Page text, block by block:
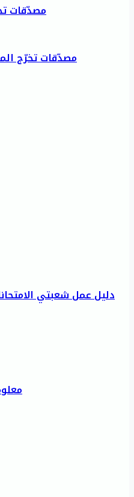
مصدّقات
مصدّقات تخرّج
دليل عمل شعبتي